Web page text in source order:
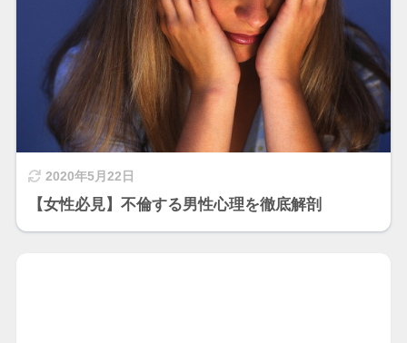
2020年5月22日
【女性必見】不倫する男性心理を徹底解剖